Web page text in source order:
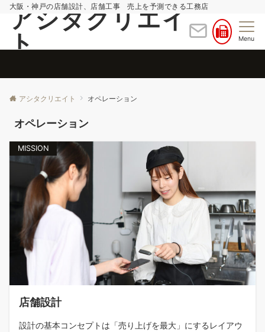
大阪・神戸の店舗設計、店舗工事 売上を予測できる工務店
アシタクリエイ
ト
Menu
アシタクリエイト オペレーション
オペレーション
MISSION
店舗設計
設計の基本コンセプトは「売り上げを最大」にするレイアウ